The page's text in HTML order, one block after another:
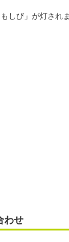
しび」が灯され
わせ